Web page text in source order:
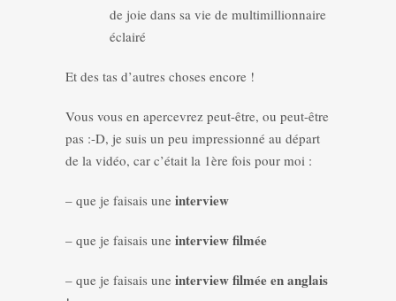
de joie dans sa vie de multimillionnaire
éclairé
Et des tas d’autres choses encore !
Vous vous en apercevrez peut-être, ou peut-être
pas :-D, je suis un peu impressionné au départ
de la vidéo, car c’était la 1ère fois pour moi :
– que je faisais une interview
– que je faisais une interview filmée
– que je faisais une interview filmée en anglais